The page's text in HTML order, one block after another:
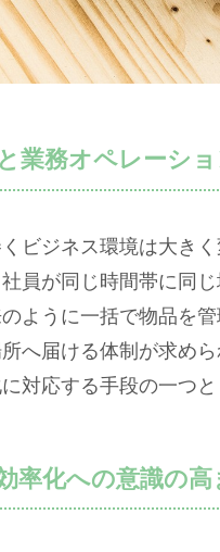
業務オペレーシ
ビジネス環境は大き
員が同じ時間帯に同
ように一括で物品を
へ届ける体制が求め
対応する手段の一つと
率化への意識の高